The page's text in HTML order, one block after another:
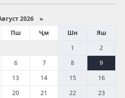
2026 »
Пш Ҷм Шн
Яш
1
2
6 7 8
9
13 14 15
16
20 21 22
23